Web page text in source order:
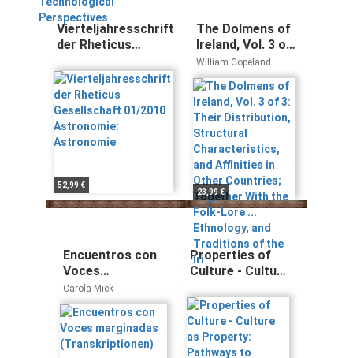
Vierteljahresschrift
der Rheticus
01/2010
Astronomie:
Astronomie
52,99 €
The Dolmens of
Ireland, Vol. 3 of
3: Their
Distribution,
Structural
Characteristics,
and Affinities in
Other Countries;
Together With
the Folk-Lore ...
Ethnology, and
Traditions of
the Iri
William Copeland
Borlase
23,99 €
Encuentros con
Voces
marginadas
(Transkriptionen)
Carola Mick
Properties of
Culture - Culture
Pathways to
Reform in Post-
Soviet Siberia,
Siberian Studies